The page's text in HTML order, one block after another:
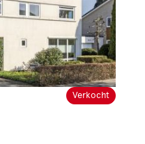
Verkocht